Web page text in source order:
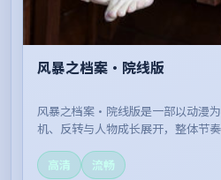
风暴之档案·院线版
风暴之档案·院线版是一部以动漫
机、反转与人物成长展开，整体节
高清
流畅